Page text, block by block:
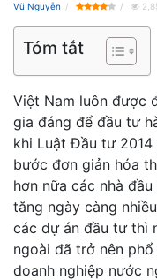
Vũ Nguyễn
Tóm tắt
Việt Nam luôn được
gia đáng để đầu tư
khi Luật Đầu tư
bước đơn giản hóa
hơn nữa các nhà
tăng ngày càng
các dự án đầu tư thì
ngoài đã trở nên
doanh nghiệp nước